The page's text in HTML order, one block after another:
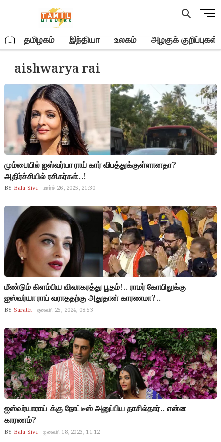
M
u
t
o
n
. தமிழகம் இந்தியா உலகம் அழகுக் குறிப்புகள்
aishwarya rai
மும்பையில் ஐஸ்வர்யா ராய் கார் விபத்துக்குள்ளானதா?
அதிர்ச்சியில் ரசிகர்கள்..!
BY Bala Siva மார்ச் 26, 2025, 21:30
மீண்டும் கிளம்பிய விவாகரத்து பூதம்!.. ராமர் கோயிலுக்கு
ஐஸ்வர்யா ராய் வராததற்கு அதுதான் காரணமா?..
BY Sarath ஜனவரி 25, 2024, 08:53
ஐஸ்வர்யாராய்-க்கு நோட்டீஸ் அனுப்பிய தாசில்தார்.. என்ன
காரணம்?
BY Bala Siva ஜனவரி 18, 2023, 11:12